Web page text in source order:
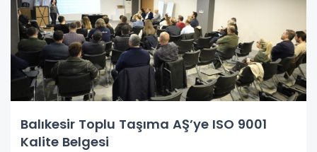
Balıkesir Toplu Taşıma AŞ’ye ISO 9001
Kalite Belgesi